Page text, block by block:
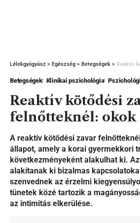
Lélekgyógyász > Egészség > Betegségek > Reaktív
Betegségek Klinikai pszichológia
Reaktív kötődési
felnőtteknél: okok
A reaktív kötődési zavar
állapot, amely a korai gyermekkori
következményeként alakulhat ki.
alakítanak ki bizalmas
szenvednek az érzelmi
tünetek közé tartozik a
az intimitás elkerülése.